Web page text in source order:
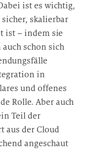
ist es wichtig,
sicher, skalierbar
ist – indem sie
schon sich
in
und offenes
Rolle. Aber auch
Teil der
aus der Cloud
angeschaut